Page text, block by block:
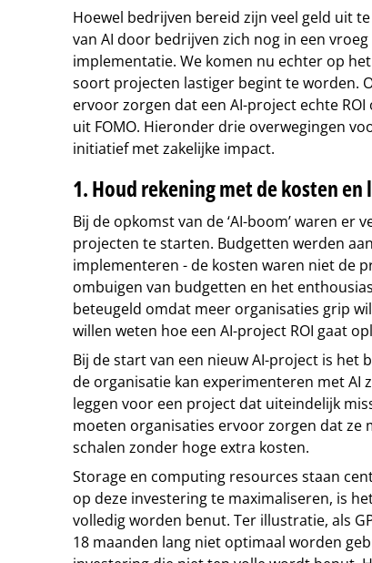
Hoewel bedrijven bereid zijn veel geld uit
van AI door bedrijven zich nog in een
implementatie. We komen nu echter op
soort projecten lastiger begint te worden.
ervoor zorgen dat een AI-project echte
uit FOMO. Hieronder drie overwegingen
initiatief met zakelijke impact.
1. Houd rekening met de kosten
Bij de opkomst van de ‘AI-boom’ waren er
projecten te starten. Budgetten werden
implementeren - de kosten waren niet de
ombuigen van budgetten en het
beteugeld omdat meer organisaties grip
willen weten hoe een AI-project ROI gaat
Bij de start van een nieuw AI-project is het
de organisatie kan experimenteren met AI
leggen voor een project dat uiteindelijk
moeten organisaties ervoor zorgen dat ze
schalen zonder hoge extra kosten.
Storage en computing resources staan
op deze investering te maximaliseren, is
volledig worden benut. Ter illustratie, als
18 maanden lang niet optimaal worden